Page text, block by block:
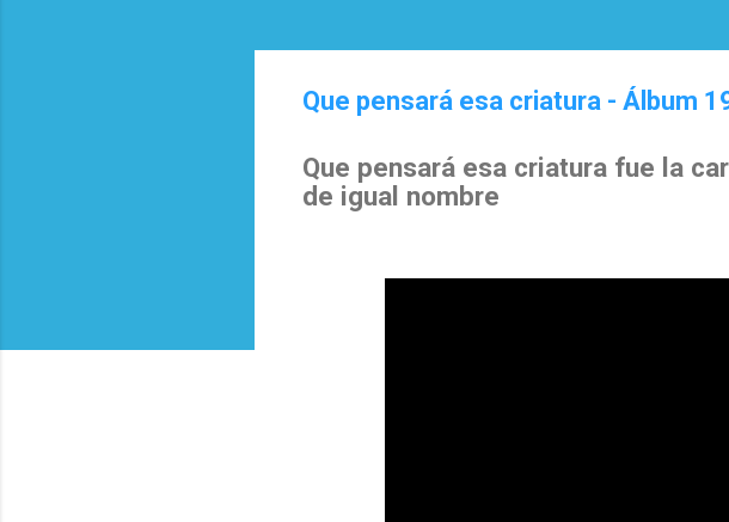
Que pensará esa criatura - Álbum
Que pensará esa criatura fue la
de igual nombre